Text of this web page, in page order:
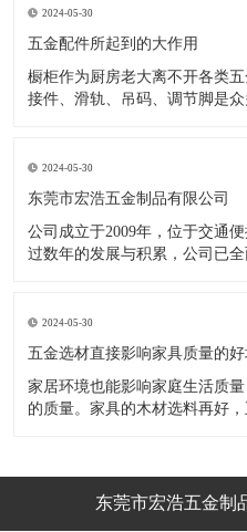
开料与落料：在图纸上标注尺
材。然
2024-05-30
五金配件所起到的大作用
橱柜作为厨房老大离不开各类
接件、滑轨、吊码、调节脚是
调节脚，橱柜就像得了“软骨症
柜五金件好
2024-05-30
东莞市宏浩五金制品有限公司
公司成立于2009年，位于交通
过数年的发展与积累，公司已
的改造创新，设计制造了一系
的新
2024-05-30
五金选材直接影响家具质量的
家居环境也能影响家庭生活质
的质量。家具的木材选料再好
金、铝合金等。不同五金的加
理、焊接、机械加东莞市宏浩五金制